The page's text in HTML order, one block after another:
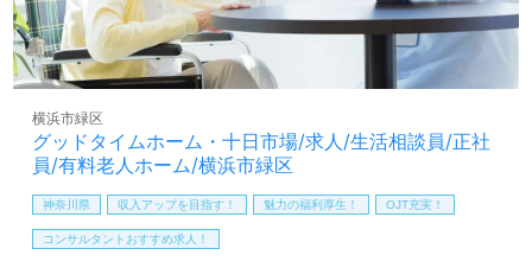
グッドタイムホーム・十日市場/求人/生活相談員/正社
員/有料老人ホーム/横浜市緑区
横浜市緑区
神奈川県 収入アップを目指す！ 魅力の福利厚生！ OJT充実！
コンサルタントおすすめ求人！